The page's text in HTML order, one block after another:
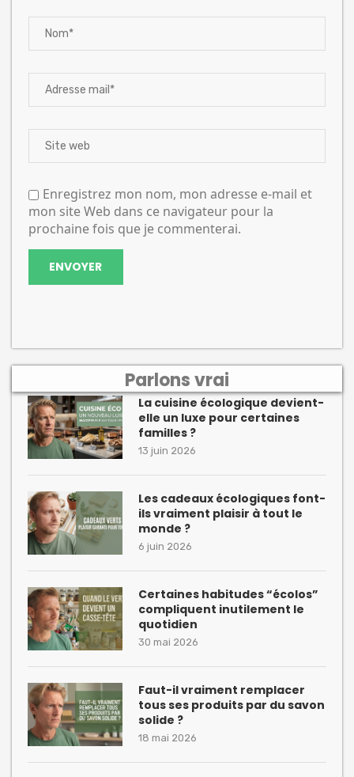
Enregistrez mon nom, mon adresse e-mail et
mon site Web dans ce navigateur pour la
prochaine fois que je commenterai.
Parlons vrai
La cuisine écologique devient-
elle un luxe pour certaines
familles ?
13 juin 2026
Les cadeaux écologiques font-
ils vraiment plaisir à tout le
monde ?
6 juin 2026
Certaines habitudes “écolos”
compliquent inutilement le
quotidien
30 mai 2026
Faut-il vraiment remplacer
tous ses produits par du savon
solide ?
18 mai 2026